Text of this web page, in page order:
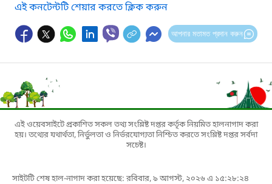
এই কনটেন্টটি শেয়ার করতে ক্লিক করুন
আপনার মতামত প্রদান করুন
এই ওয়েবসাইটে প্রকাশিত সকল তথ্য সংশ্লিষ্ট দপ্তর কর্তৃক নিয়মিত হালনাগাদ করা
হয়। তথ্যের যথার্থতা, নির্ভুলতা ও নির্ভরযোগ্যতা নিশ্চিত করতে সংশ্লিষ্ট দপ্তর সর্বদা
সচেষ্ট।
সাইটটি শেষ হাল-নাগাদ করা হয়েছে: রবিবার, ৯ আগস্ট, ২০২৬ এ ১৫:২৮:২৪